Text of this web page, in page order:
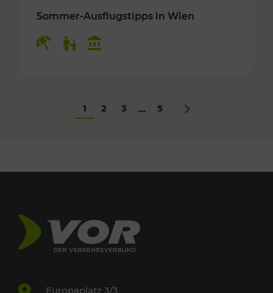
Sommer-Ausflugstipps in Wien
1 2 3 ... 5 Nächstes
Europaplatz 3/3